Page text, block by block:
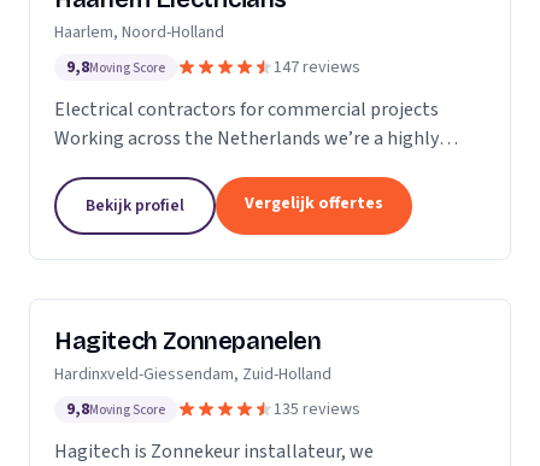
Haarlem, Noord-Holland
9,8Moving Score 147 reviews
Electrical contractors for commercial projects
Working across the Netherlands we’re a highly
installation, repair and maintenance of electrical
works in...
Bekijk profiel Vergelijk offertes
Hagitech Zonnepanelen
Hardinxveld-Giessendam, Zuid-Holland
9,8Moving Score 135 reviews
Hagitech is Zonnekeur installateur, we